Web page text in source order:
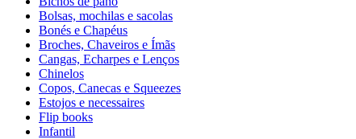
Bolsas, mochilas e sacolas
Bonés e Chapéus
Broches, Chaveiros e Ímãs
Cangas, Echarpes e Lenços
Chinelos
Copos, Canecas e Squeezes
Estojos e necessaires
Flip books
Infantil